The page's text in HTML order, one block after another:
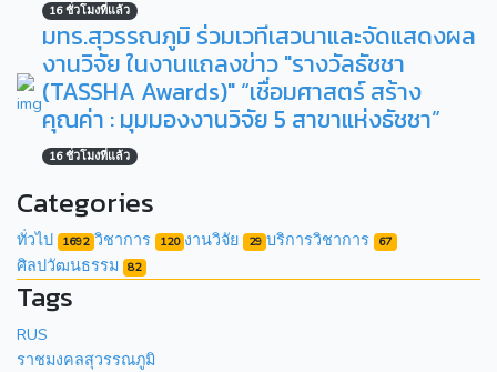
16 ชั่วโมงที่แล้ว
มทร.สุวรรณภูมิ ร่วมเวทีเสวนาและจัดแสดงผล
งานวิจัย ในงานแถลงข่าว "รางวัลธัชชา
(TASSHA Awards)" “เชื่อมศาสตร์ สร้าง
คุณค่า : มุมมองงานวิจัย 5 สาขาแห่งธัชชา”
16 ชั่วโมงที่แล้ว
Categories
ทั่วไป 1692 วิชาการ 120 งานวิจัย 29 บริการวิชาการ 67
ศิลปวัฒนธรรม 82
Tags
RUS
ราชมงคลสุวรรณภูมิ